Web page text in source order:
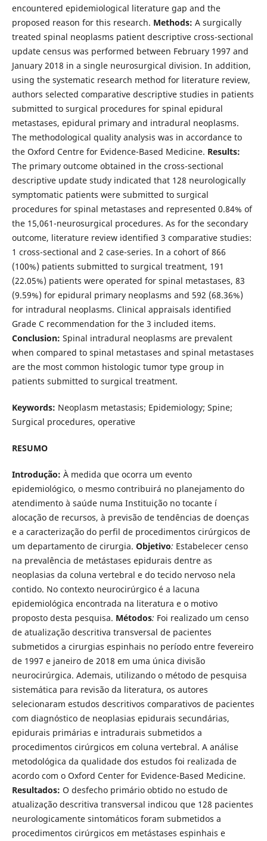
encountered epidemiological literature gap and the
proposed reason for this research. Methods: A surgically
treated spinal neoplasms patient descriptive cross-sectional
update census was performed between February 1997 and
January 2018 in a single neurosurgical division. In addition,
using the systematic research method for literature review,
authors selected comparative descriptive studies in patients
submitted to surgical procedures for spinal epidural
metastases, epidural primary and intradural neoplasms.
The methodological quality analysis was in accordance to
the Oxford Centre for Evidence-Based Medicine. Results:
The primary outcome obtained in the cross-sectional
descriptive update study indicated that 128 neurologically
symptomatic patients were submitted to surgical
procedures for spinal metastases and represented 0.84% of
the 15,061-neurosurgical procedures. As for the secondary
outcome, literature review identified 3 comparative studies:
1 cross-sectional and 2 case-series. In a cohort of 866
(100%) patients submitted to surgical treatment, 191
(22.05%) patients were operated for spinal metastases, 83
(9.59%) for epidural primary neoplasms and 592 (68.36%)
for intradural neoplasms. Clinical appraisals identified
Grade C recommendation for the 3 included items.
Conclusion: Spinal intradural neoplasms are prevalent
when compared to spinal metastases and spinal metastases
are the most common histologic tumor type group in
patients submitted to surgical treatment.
Keywords: Neoplasm metastasis; Epidemiology; Spine;
Surgical procedures, operative
RESUMO
Introdução: À medida que ocorra um evento
epidemiológico, o mesmo contribuirá no planejamento do
atendimento à saúde numa Instituição no tocante í
alocação de recursos, à previsão de tendências de doenças
e a caracterização do perfil de procedimentos cirúrgicos de
um departamento de cirurgia. Objetivo: Estabelecer censo
na prevalência de metástases epidurais dentre as
neoplasias da coluna vertebral e do tecido nervoso nela
contido. No contexto neurocirúrgico é a lacuna
epidemiológica encontrada na literatura e o motivo
proposto desta pesquisa. Métodos: Foi realizado um censo
de atualização descritiva transversal de pacientes
submetidos a cirurgias espinhais no perí­odo entre fevereiro
de 1997 e janeiro de 2018 em uma única divisão
neurocirúrgica. Ademais, utilizando o método de pesquisa
sistemática para revisão da literatura, os autores
selecionaram estudos descritivos comparativos de pacientes
com diagnóstico de neoplasias epidurais secundárias,
epidurais primárias e intradurais submetidos a
procedimentos cirúrgicos em coluna vertebral. A análise
metodológica da qualidade dos estudos foi realizada de
acordo com o Oxford Center for Evidence-Based Medicine.
Resultados: O desfecho primário obtido no estudo de
atualização descritiva transversal indicou que 128 pacientes
neurologicamente sintomáticos foram submetidos a
procedimentos cirúrgicos em metástases espinhais e